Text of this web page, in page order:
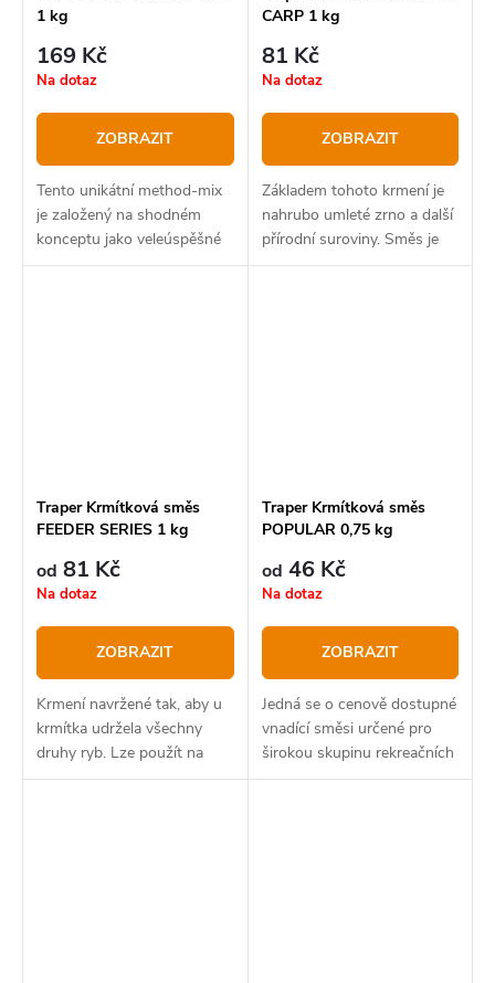
1 kg
169 Kč
Na dotaz
ZOBRAZIT
Tento unikátní method-mix
je založený na shodném
konceptu jako veleúspěšné
boilies Devill Krill. Obsahuje
CARP 1 kg
81 Kč
Na dotaz
ZOBRAZIT
Základem tohoto krmení je
nahrubo umleté zrno a další
přírodní suroviny. Směs je
tepelně zpracována, takže
Traper Krmítková směs
FEEDER SERIES 1 kg
od 81 Kč
Na dotaz
ZOBRAZIT
Krmení navržené tak, aby u
krmítka udržela všechny
druhy ryb. Lze použít na
řece, rybníku nebo velkých
Traper Krmítková směs
POPULAR 0,75 kg
od 46 Kč
Na dotaz
ZOBRAZIT
Jedná se o cenově dostupné
vnadící směsi určené pro
širokou skupinu rekreačních
rybářů na vodách s mírným